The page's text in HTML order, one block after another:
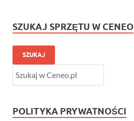
SZUKAJ SPRZĘTU W CENEO
SZUKAJ
POLITYKA PRYWATNOŚCI